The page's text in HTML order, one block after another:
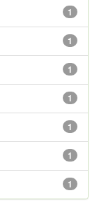
1
1
1
1
1
1
1